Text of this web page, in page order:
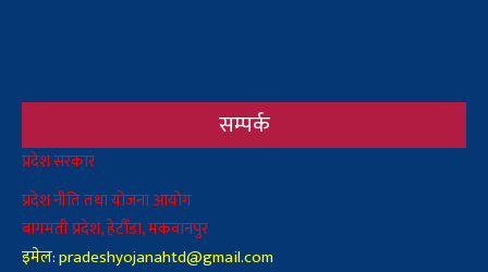
सम्पर्क
Body
प्रदेश सरकार
प्रदेश नीति तथा योजना आयोग
बागमती प्रदेश, हेटौँडा, मकवानपुर
इमेल: pradeshyojanahtd@gmail.com